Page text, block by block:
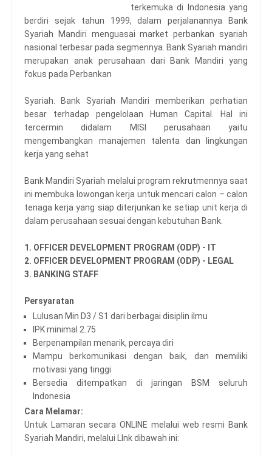
terkemuka di Indonesia yang
berdiri sejak tahun 1999, dalam perjalanannya Bank
Syariah Mandiri menguasai market perbankan syariah
nasional terbesar pada segmennya. Bank Syariah mandiri
merupakan anak perusahaan dari Bank Mandiri yang
fokus pada Perbankan
Syariah. Bank Syariah Mandiri memberikan perhatian
besar terhadap pengelolaan Human Capital. Hal ini
tercermin didalam MISI perusahaan yaitu
mengembangkan manajemen talenta dan lingkungan
kerja yang sehat
Bank Mandiri Syariah melalui program rekrutmennya saat
ini membuka lowongan kerja untuk mencari calon – calon
tenaga kerja yang siap diterjunkan ke setiap unit kerja di
dalam perusahaan sesuai dengan kebutuhan Bank.
1. OFFICER DEVELOPMENT PROGRAM (ODP) - IT
2. OFFICER DEVELOPMENT PROGRAM (ODP) - LEGAL
3. BANKING STAFF
Persyaratan
Lulusan Min D3 / S1 dari berbagai disiplin ilmu
IPK minimal 2.75
Berpenampilan menarik, percaya diri
Mampu berkomunikasi dengan baik, dan memiliki
motivasi yang tinggi
Bersedia ditempatkan di jaringan BSM seluruh
Indonesia
Cara Melamar:
Untuk Lamaran secara ONLINE melalui web resmi Bank
Syariah Mandiri, melalui LInk dibawah ini: